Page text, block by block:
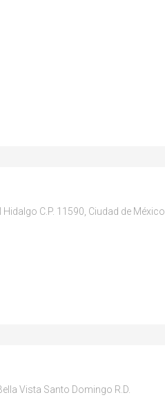
C.P. 11590, Ciudad de México
Vista Santo Domingo R.D.